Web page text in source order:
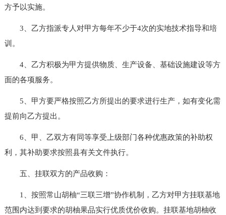
方予以实施。
3、乙方指派专人对甲方每年不少于4次的实地技术指导和培
训。
4、乙方积极为甲方提供物质、生产设备、基础设施建设等方
面的各项服务。
5、甲方要严格按照乙方所提出的要求进行生产，如有变化需
提前向乙方提出。
6、甲、乙双方有同等享受上级部门各种优惠政策的补助权
利，其补助要求按照县有关文件执行。
五、挂联双方的产品收购：
1、按照常山胡柚“三联三增”协作机制，乙方对甲方挂联基地
范围内达到要求的胡柚果品实行优质优价收购。挂联基地胡柚收